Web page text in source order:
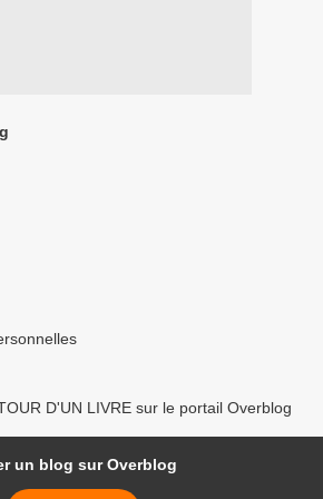
D'UN LIVRE sur le portail Overblog
un blog sur Overblog